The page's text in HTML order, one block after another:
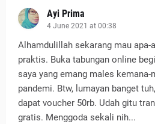
Ayi Prima
4 June 2021 at 00:38
Alhamdulillah sekarang mau apa-
praktis. Buka tabungan online
saya yang emang males kemana-
pandemi. Btw, lumayan banget
dapat voucher 50rb. Udah gitu
gratis. Menggoda sekali nih...